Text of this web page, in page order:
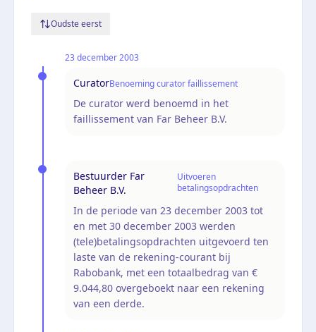
Oudste eerst
23 december 2003
CuratorBenoeming curator faillissement
De curator werd benoemd in het
faillissement van Far Beheer B.V.
Bestuurder Far
Beheer B.V.
Uitvoeren
betalingsopdrachten
In de periode van 23 december 2003 tot
en met 30 december 2003 werden
(tele)betalingsopdrachten uitgevoerd ten
laste van de rekening-courant bij
Rabobank, met een totaalbedrag van €
9.044,80 overgeboekt naar een rekening
van een derde.